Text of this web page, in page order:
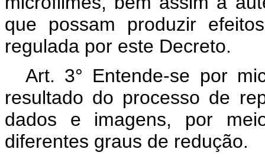
que possam produzir
regulada por este Decreto.
Art. 3° Entende-se por
resultado do processo de
dados e imagens, por
diferentes graus de redução.